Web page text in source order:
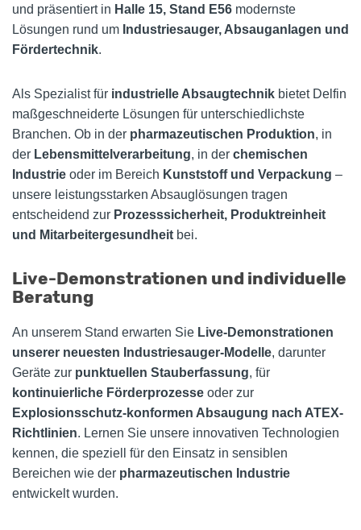
und präsentiert in Halle 15, Stand E56 modernste
Lösungen rund um Industriesauger, Absauganlagen und
Fördertechnik.
Als Spezialist für industrielle Absaugtechnik bietet Delfin
maßgeschneiderte Lösungen für unterschiedlichste
Branchen. Ob in der pharmazeutischen Produktion, in
der Lebensmittelverarbeitung, in der chemischen
Industrie oder im Bereich Kunststoff und Verpackung –
unsere leistungsstarken Absauglösungen tragen
entscheidend zur Prozesssicherheit, Produktreinheit
und Mitarbeitergesundheit bei.
Live-Demonstrationen und individuelle
Beratung
An unserem Stand erwarten Sie Live-Demonstrationen
unserer neuesten Industriesauger-Modelle, darunter
Geräte zur punktuellen Stauberfassung, für
kontinuierliche Förderprozesse oder zur
Explosionsschutz-konformen Absaugung nach ATEX-
Richtlinien. Lernen Sie unsere innovativen Technologien
kennen, die speziell für den Einsatz in sensiblen
Bereichen wie der pharmazeutischen Industrie
entwickelt wurden.